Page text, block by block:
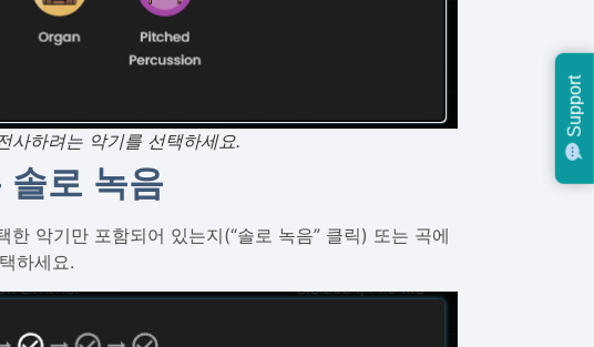
사하려는 악기를 선택하세요.
로 녹음
악기만 포함되어 있는지(“솔로 녹음” 클릭) 또는 곡에
하세요.
Support